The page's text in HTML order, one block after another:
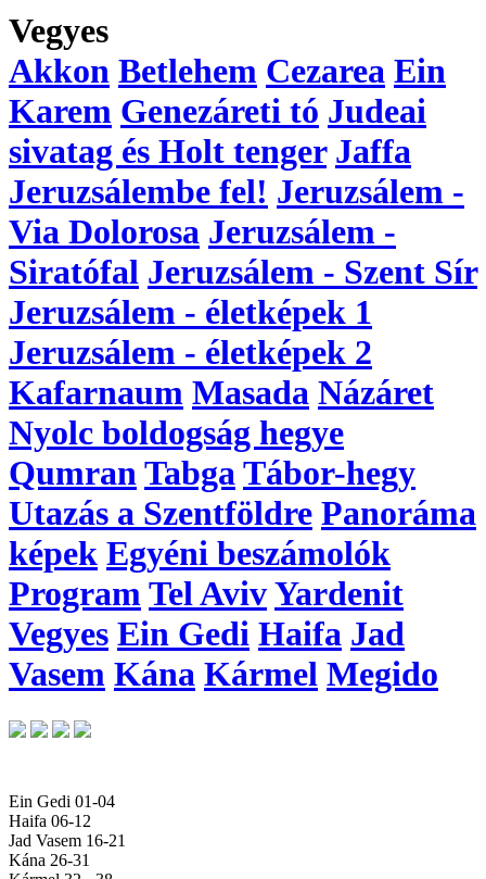
Vegyes
Akkon Betlehem Cezarea Ein
Karem Genezáreti tó Judeai
sivatag és Holt tenger Jaffa
Jeruzsálembe fel! Jeruzsálem -
Via Dolorosa Jeruzsálem -
Siratófal Jeruzsálem - Szent Sír
Jeruzsálem - életképek 1
Jeruzsálem - életképek 2
Kafarnaum Masada Názáret
Nyolc boldogság hegye
Qumran Tabga Tábor-hegy
Utazás a Szentföldre Panoráma
képek Egyéni beszámolók
Program Tel AvivYardenit
Vegyes Ein Gedi Haifa Jad
Vasem Kána Kármel Megido
Ein Gedi 01-04
Haifa 06-12
Jad Vasem 16-21
Kána 26-31